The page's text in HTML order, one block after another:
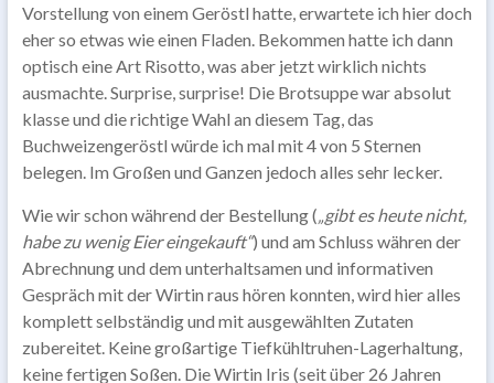
Vorstellung von einem Geröstl hatte, erwartete ich hier doch
eher so etwas wie einen Fladen. Bekommen hatte ich dann
optisch eine Art Risotto, was aber jetzt wirklich nichts
ausmachte. Surprise, surprise! Die Brotsuppe war absolut
klasse und die richtige Wahl an diesem Tag, das
Buchweizengeröstl würde ich mal mit 4 von 5 Sternen
belegen. Im Großen und Ganzen jedoch alles sehr lecker.
Wie wir schon während der Bestellung ( „gibt es heute nicht,
habe zu wenig Eier eingekauft“) und am Schluss währen der
Abrechnung und dem unterhaltsamen und informativen
Gespräch mit der Wirtin raus hören konnten, wird hier alles
komplett selbständig und mit ausgewählten Zutaten
zubereitet. Keine großartige Tiefkühltruhen-Lagerhaltung,
keine fertigen Soßen. Die Wirtin Iris (seit über 26 Jahren